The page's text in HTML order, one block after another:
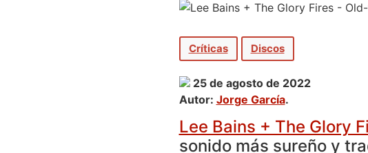
Críticas Discos
25 de agosto de 2022
Autor: Jorge García.
Lee Bains + The Glory
sonido más sureño y